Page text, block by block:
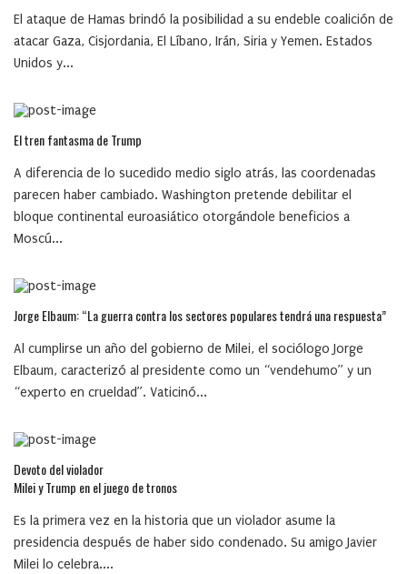
El ataque de Hamas brindó la posibilidad a su endeble coalición de
atacar Gaza, Cisjordania, El Líbano, Irán, Siria y Yemen. Estados
Unidos y...
El tren fantasma de Trump
A diferencia de lo sucedido medio siglo atrás, las coordenadas
parecen haber cambiado. Washington pretende debilitar el
bloque continental euroasiático otorgándole beneficios a
Moscú...
Jorge Elbaum: “La guerra contra los sectores populares tendrá una respuesta”
Al cumplirse un año del gobierno de Milei, el sociólogo Jorge
Elbaum, caracterizó al presidente como un “vendehumo” y un
“experto en crueldad”. Vaticinó...
Devoto del violador
Milei y Trump en el juego de tronos
Es la primera vez en la historia que un violador asume la
presidencia después de haber sido condenado. Su amigo Javier
Milei lo celebra....